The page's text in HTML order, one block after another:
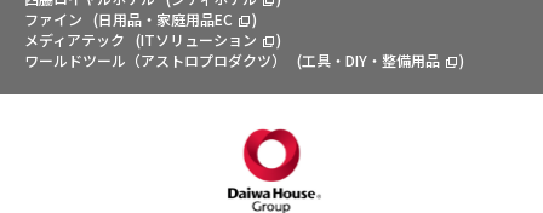
ファイン (日用品・家庭用品EC
)
メディアテック (ITソリューション
)
ワールドツール（アストロプロダクツ）
(工具・DIY・整備用品 )